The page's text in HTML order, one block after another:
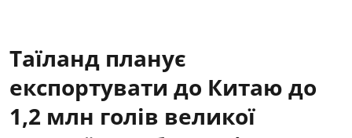
Таїланд планує
експортувати до Китаю до
1,2 млн голів великої